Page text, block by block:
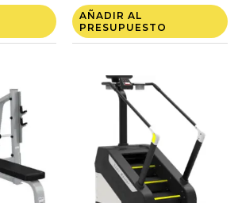
AÑADIR AL
PRESUPUESTO